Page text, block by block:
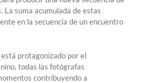
suma acumulada de estas
en la secuencia de un encuentro
protagonizado por el
todas las fotógrafas
contribuyendo a